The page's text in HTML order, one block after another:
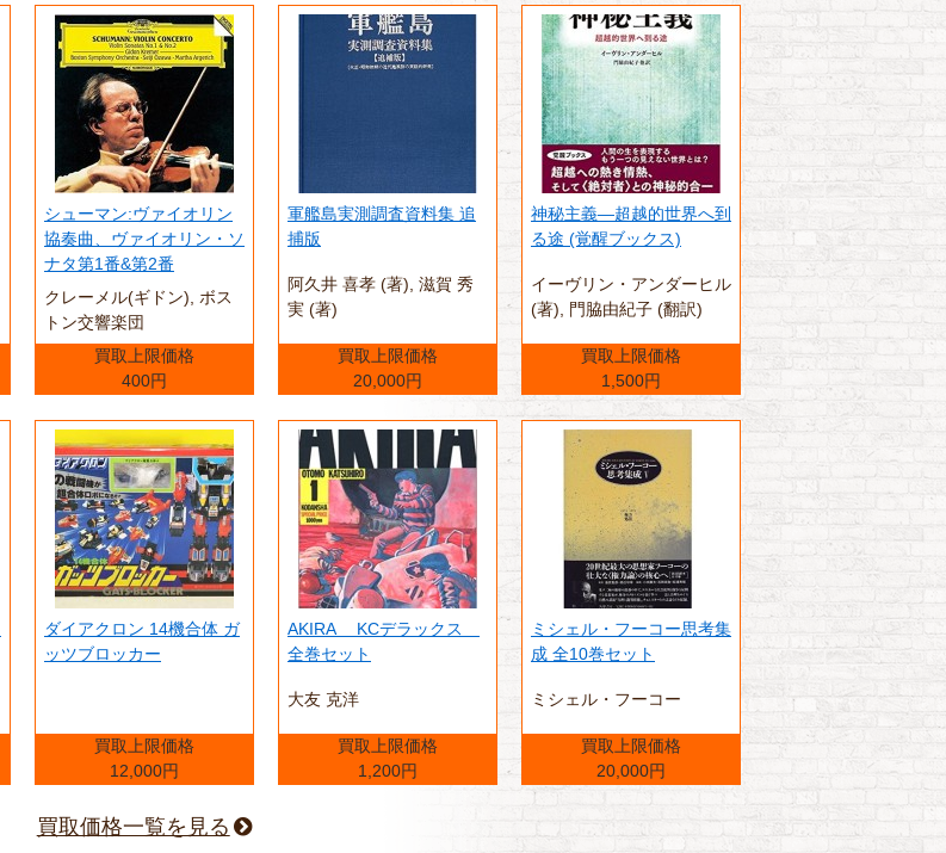
シューマン:ヴァイオリン
協奏曲、ヴァイオリン・ソ
ナタ第1番&第2番
クレーメル(ギドン), ボス
トン交響楽団
買取上限価格
400円
軍艦島実測調査資料集 追
捕版
阿久井 喜孝 (著),‎ 滋賀 秀
実 (著)
買取上限価格
20,000円
神秘主義―超越的世界へ到
る途 (覚醒ブックス)
イーヴリン・アンダーヒル
(著),‎ 門脇由紀子 (翻訳)
買取上限価格
1,500円
ダイアクロン 14機合体 ガ
ッツブロッカー
買取上限価格
12,000円
AKIRA KCデラックス
全巻セット
大友 克洋
買取上限価格
1,200円
ミシェル・フーコー思考集
成 全10巻セット
ミシェル・フーコー
買取上限価格
20,000円
買取価格一覧を見る